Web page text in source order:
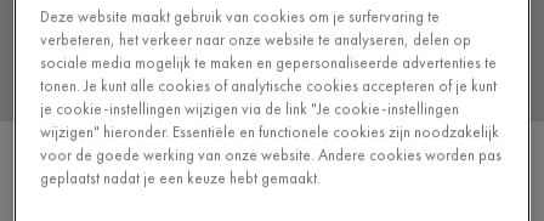
DE WAEGENEER PARKETVLOEREN BV
HOGEWEG 76/77
Deze website maakt gebruik van cookies om je surfervaring te
verbeteren, het verkeer naar onze website te analyseren, delen op
sociale media mogelijk te maken en gepersonaliseerde advertenties te
tonen. Je kunt alle cookies of analytische cookies accepteren of je kunt
je cookie-instellingen wijzigen via de link "Je cookie-instellingen
wijzigen" hieronder. Essentiële en functionele cookies zijn noodzakelijk
voor de goede werking van onze website. Andere cookies worden pas
geplaatst nadat je een keuze hebt gemaakt.